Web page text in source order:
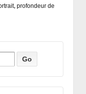
, profondeur de